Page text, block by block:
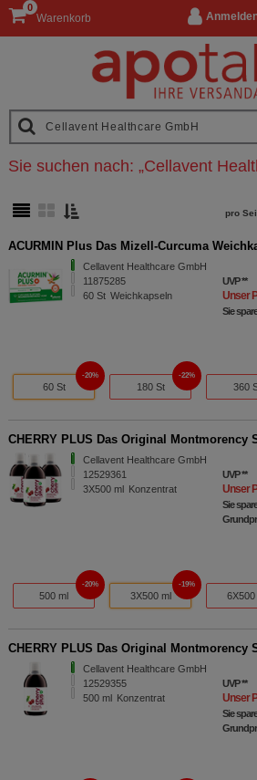
Warenkorb
0
Sie suchen nach: „Cellavent
pro
ACURMIN Plus Das Mizell-Curcuma
Cellavent Healthcare GmbH
11875285
60 St Weichkapseln
UVP**
Unser
Sie
60 St
20%
180 St
22%
360
CHERRY PLUS Das Original Montmorency
Cellavent Healthcare GmbH
12529361
3X500 ml Konzentrat
UVP**
Unser
Sie
500 ml
20%
3X500 ml
19%
6X500
CHERRY PLUS Das Original Montmorency
Cellavent Healthcare GmbH
12529355
500 ml Konzentrat
UVP**
Unser
Sie